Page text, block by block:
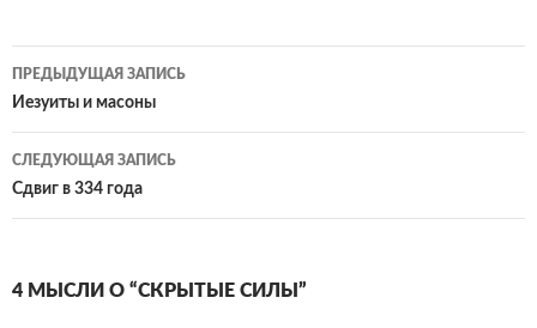
Навигация
по
записям
ПРЕДЫДУЩАЯ ЗАПИСЬ
Иезуиты и масоны
СЛЕДУЮЩАЯ ЗАПИСЬ
Сдвиг в 334 года
4 МЫСЛИ О “СКРЫТЫЕ СИЛЫ”